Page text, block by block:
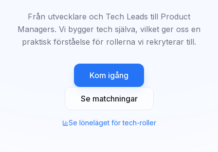
Från utvecklare och Tech Leads till Product
Managers. Vi bygger tech själva, vilket ger oss en
praktisk förståelse för rollerna vi rekryterar till.
Kom igång
Se matchningar
Se löneläget för tech-roller